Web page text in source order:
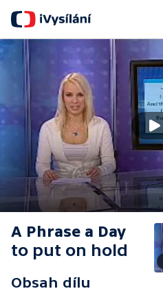
A Phrase a Day
to put on hold
Obsah dílu